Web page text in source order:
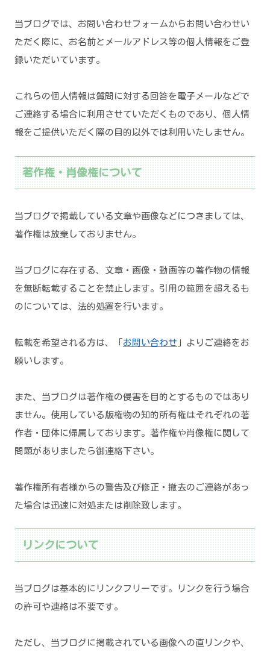
当ブログでは、お問い合わせフォームからお問い合わせい
ただく際に、お名前とメールアドレス等の個人情報をご登
録いただいています。
これらの個人情報は質問に対する回答を電子メールなどで
ご連絡する場合に利用させていただくものであり、個人情
報をご提供いただく際の目的以外では利用いたしません。
著作権・肖像権について
当ブログで掲載している文章や画像などにつきましては、
著作権は放棄しておりません。
当ブログに存在する、文章・画像・動画等の著作物の情報
を無断転載することを禁止します。引用の範囲を超えるも
のについては、法的処置を行います。
転載を希望される方は、「 お問い合わせ 」よりご連絡をお
願いします。
また、当ブログは著作権の侵害を目的とするものではあり
ません。使用している版権物の知的所有権はそれぞれの著
作者・団体に帰属しております。著作権や肖像権に関して
問題がありましたら御連絡下さい。
著作権所有者様からの警告及び修正・撤去のご連絡があっ
た場合は迅速に対処または削除致します。
リンクについて
当ブログは基本的にリンクフリーです。リンクを行う場合
の許可や連絡は不要です。
ただし、当ブログに掲載されている画像への直リンクや、